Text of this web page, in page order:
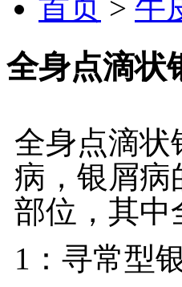
首页 > 牛
全身点滴状
全身点滴状
病，银屑病
部位，其中
1：寻常型